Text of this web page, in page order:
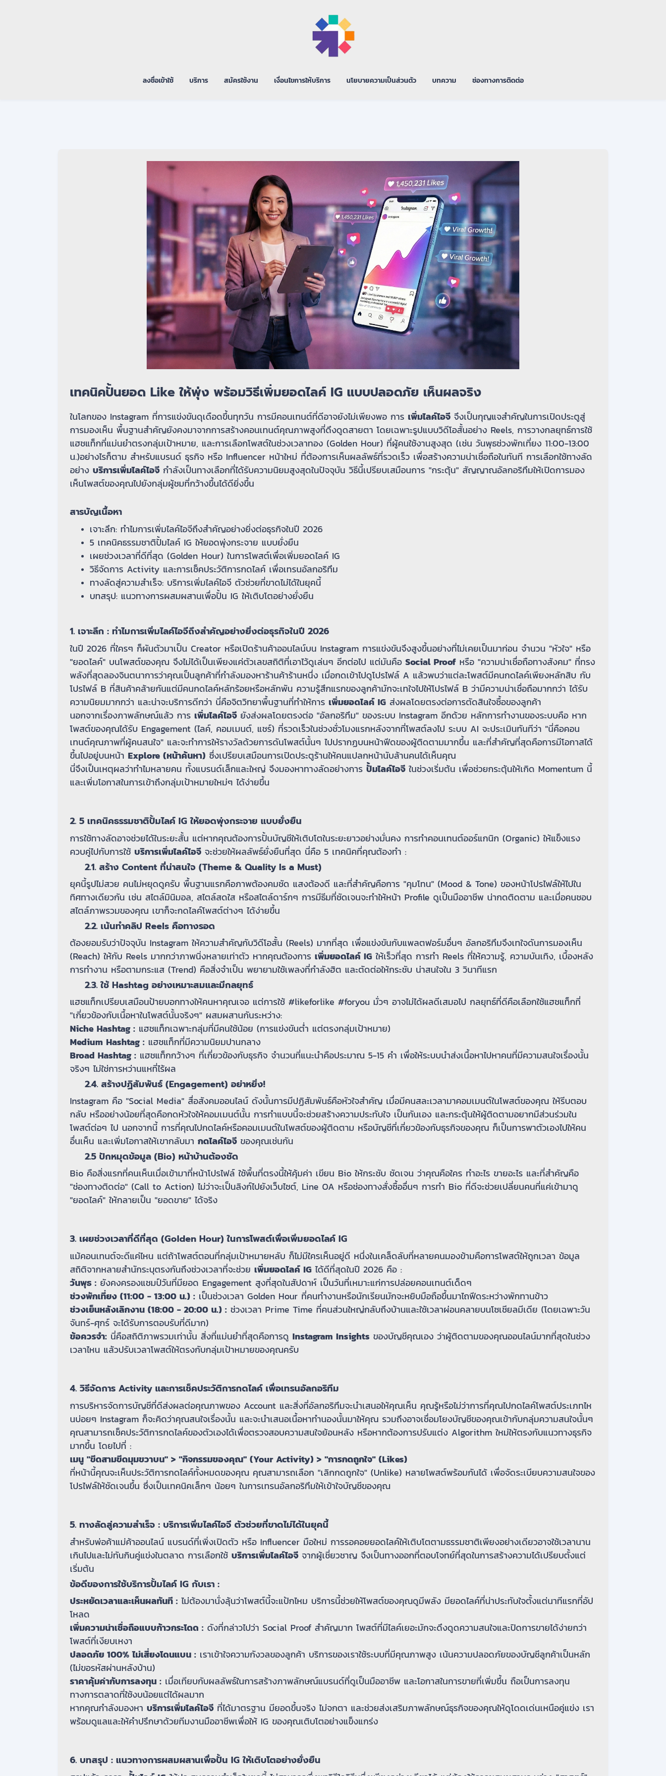
ลงชื่อเข้าใช้ บริการ สมัครใช้งาน เงื่อนไขการให้บริการ นโยบายความเป็นส่วนตัว บทความ ช่องทางการติดต่อ
เทคนิคปั้นยอด Like ให้พุ่ง พร้อมวิธีเพิ่มยอดไลค์ IG แบบปลอดภัย เห็นผลจริง
ในโลกของ Instagram ที่การแข่งขันดุเดือดขึ้นทุกวัน การมีคอนเทนต์ที่ดีอาจยังไม่เพียงพอ การ เพิ่มไลค์ไอจี จึงเป็นกุญแจสำคัญในการเปิดประตูสู่
การมองเห็น พื้นฐานสำคัญยังคงมาจากการสร้างคอนเทนต์คุณภาพสูงที่ดึงดูดสายตา โดยเฉพาะรูปแบบวิดีโอสั้นอย่าง Reels, การวางกลยุทธ์การใช้
แฮชแท็กที่แม่นยำตรงกลุ่มเป้าหมาย, และการเลือกโพสต์ในช่วงเวลาทอง (Golden Hour) ที่ผู้คนใช้งานสูงสุด (เช่น วันพุธช่วงพักเที่ยง 11:00-13:00
น.)อย่างไรก็ตาม สำหรับแบรนด์ ธุรกิจ หรือ Influencer หน้าใหม่ ที่ต้องการเห็นผลลัพธ์ที่รวดเร็ว เพื่อสร้างความน่าเชื่อถือในทันที การเลือกใช้ทางลัด
อย่าง บริการเพิ่มไลค์ไอจี กำลังเป็นทางเลือกที่ได้รับความนิยมสูงสุดในปัจจุบัน วิธีนี้เปรียบเสมือนการ "กระตุ้น" สัญญาณอัลกอริทึมให้เปิดการมอง
เห็นโพสต์ของคุณไปยังกลุ่มผู้ชมที่กว้างขึ้นได้ดียิ่งขึ้น
สารบัญเนื้อหา
เจาะลึก: ทำไมการเพิ่มไลค์ไอจีถึงสำคัญอย่างยิ่งต่อธุรกิจในปี 2026
5 เทคนิคธรรมชาติปั้มไลค์ IG ให้ยอดพุ่งกระจาย แบบยั่งยืน
เผยช่วงเวลาที่ดีที่สุด (Golden Hour) ในการโพสต์เพื่อเพิ่มยอดไลค์ IG
วิธีจัดการ Activity และการเช็คประวัติการกดไลค์ เพื่อเทรนอัลกอริทึม
ทางลัดสู่ความสำเร็จ: บริการเพิ่มไลค์ไอจี ตัวช่วยที่ขาดไม่ได้ในยุคนี้
บทสรุป: แนวทางการผสมผสานเพื่อปั้น IG ให้เติบโตอย่างยั่งยืน
1. เจาะลึก : ทำไมการเพิ่มไลค์ไอจีถึงสำคัญอย่างยิ่งต่อธุรกิจในปี 2026
ในปี 2026 ที่ใครๆ ก็ผันตัวมาเป็น Creator หรือเปิดร้านค้าออนไลน์บน Instagram การแข่งขันจึงสูงขึ้นอย่างที่ไม่เคยเป็นมาก่อน จำนวน "หัวใจ" หรือ
"ยอดไลค์" บนโพสต์ของคุณ จึงไม่ได้เป็นเพียงแค่ตัวเลขสถิติที่เอาไว้ดูเล่นๆ อีกต่อไป แต่มันคือ Social Proof หรือ "ความน่าเชื่อถือทางสังคม" ที่ทรง
พลังที่สุดลองจินตนาการว่าคุณเป็นลูกค้าที่กำลังมองหาร้านค้าร้านหนึ่ง เมื่อกดเข้าไปดูโปรไฟล์ A แล้วพบว่าแต่ละโพสต์มีคนกดไลค์เพียงหลักสิบ กับ
โปรไฟล์ B ที่สินค้าคล้ายกันแต่มีคนกดไลค์หลักร้อยหรือหลักพัน ความรู้สึกแรกของลูกค้ามักจะเทใจไปให้โปรไฟล์ B ว่ามีความน่าเชื่อถือมากกว่า ได้รับ
ความนิยมมากกว่า และน่าจะบริการดีกว่า นี่คือจิตวิทยาพื้นฐานที่ทำให้การ เพิ่มยอดไลค์ IG ส่งผลโดยตรงต่อการตัดสินใจซื้อของลูกค้า
นอกจากเรื่องภาพลักษณ์แล้ว การ เพิ่มไลค์ไอจี ยังส่งผลโดยตรงต่อ "อัลกอริทึม" ของระบบ Instagram อีกด้วย หลักการทำงานของระบบคือ หาก
โพสต์ของคุณได้รับ Engagement (ไลค์, คอมเมนต์, แชร์) ที่รวดเร็วในช่วงชั่วโมงแรกหลังจากที่โพสต์ลงไป ระบบ AI จะประเมินทันทีว่า "นี่คือคอน
เทนต์คุณภาพที่ผู้คนสนใจ" และจะทำการให้รางวัลด้วยการดันโพสต์นั้นๆ ไปปรากฏบนหน้าฟีดของผู้ติดตามมากขึ้น และที่สำคัญที่สุดคือการมีโอกาสได้
ขึ้นไปอยู่บนหน้า Explore (หน้าค้นหา) ซึ่งเปรียบเสมือนการเปิดประตูร้านให้คนแปลกหน้านับล้านคนได้เห็นคุณ
นี่จึงเป็นเหตุผลว่าทำไมหลายคน ทั้งแบรนด์เล็กและใหญ่ จึงมองหาทางลัดอย่างการ ปั้มไลค์ไอจี ในช่วงเริ่มต้น เพื่อช่วยกระตุ้นให้เกิด Momentum นี้
และเพิ่มโอกาสในการเข้าถึงกลุ่มเป้าหมายใหม่ๆ ได้ง่ายขึ้น
2. 5 เทคนิคธรรมชาติปั้มไลค์ IG ให้ยอดพุ่งกระจาย แบบยั่งยืน
การใช้ทางลัดอาจช่วยได้ในระยะสั้น แต่หากคุณต้องการปั้นบัญชีให้เติบโตในระยะยาวอย่างมั่นคง การทำคอนเทนต์ออร์แกนิก (Organic) ให้แข็งแรง
ควบคู่ไปกับการใช้ บริการเพิ่มไลค์ไอจี จะช่วยให้ผลลัพธ์ยั่งยืนที่สุด นี่คือ 5 เทคนิคที่คุณต้องทำ :
2.1. สร้าง Content ที่น่าสนใจ (Theme & Quality Is a Must)
ยุคนี้รูปไม่สวย คนไม่หยุดดูครับ พื้นฐานแรกคือภาพต้องคมชัด แสงต้องดี และที่สำคัญคือการ "คุมโทน" (Mood & Tone) ของหน้าโปรไฟล์ให้ไปใน
ทิศทางเดียวกัน เช่น สไตล์มินิมอล, สไตล์สดใส หรือสไตล์ดาร์กๆ การมีธีมที่ชัดเจนจะทำให้หน้า Profile ดูเป็นมืออาชีพ น่ากดติดตาม และเมื่อคนชอบ
สไตล์ภาพรวมของคุณ เขาก็จะกดไลค์โพสต์ต่างๆ ได้ง่ายขึ้น
2.2. เน้นทำคลิป Reels คือทางรอด
ต้องยอมรับว่าปัจจุบัน Instagram ให้ความสำคัญกับวิดีโอสั้น (Reels) มากที่สุด เพื่อแข่งขันกับแพลตฟอร์มอื่นๆ อัลกอริทึมจึงเทใจดันการมองเห็น
(Reach) ให้กับ Reels มากกว่าภาพนิ่งหลายเท่าตัว หากคุณต้องการ เพิ่มยอดไลค์ IG ให้เร็วที่สุด การทำ Reels ที่ให้ความรู้, ความบันเทิง, เบื้องหลัง
การทำงาน หรือตามกระแส (Trend) คือสิ่งจำเป็น พยายามใช้เพลงที่กำลังฮิต และตัดต่อให้กระชับ น่าสนใจใน 3 วินาทีแรก
2.3. ใช้ Hashtag อย่างเหมาะสมและมีกลยุทธ์
แฮชแท็กเปรียบเสมือนป้ายบอกทางให้คนหาคุณเจอ แต่การใช้ #likeforlike #foryou มั่วๆ อาจไม่ได้ผลดีเสมอไป กลยุทธ์ที่ดีคือเลือกใช้แฮชแท็กที่
"เกี่ยวข้องกับเนื้อหาในโพสต์นั้นจริงๆ" ผสมผสานกันระหว่าง:
Niche Hashtag : แฮชแท็กเฉพาะกลุ่มที่มีคนใช้น้อย (การแข่งขันต่ำ แต่ตรงกลุ่มเป้าหมาย)
Medium Hashtag : แฮชแท็กที่มีความนิยมปานกลาง
Broad Hashtag : แฮชแท็กกว้างๆ ที่เกี่ยวข้องกับธุรกิจ จำนวนที่แนะนำคือประมาณ 5-15 คำ เพื่อให้ระบบนำส่งเนื้อหาไปหาคนที่มีความสนใจเรื่องนั้น
จริงๆ ไม่ใช่การหว่านแหที่ไร้ผล
2.4. สร้างปฏิสัมพันธ์ (Engagement) อย่าหยิ่ง!
Instagram คือ "Social Media" สื่อสังคมออนไลน์ ดังนั้นการมีปฏิสัมพันธ์คือหัวใจสำคัญ เมื่อมีคนสละเวลามาคอมเมนต์ในโพสต์ของคุณ ให้รีบตอบ
กลับ หรืออย่างน้อยที่สุดคือกดหัวใจให้คอมเมนต์นั้น การทำแบบนี้จะช่วยสร้างความประทับใจ เป็นกันเอง และกระตุ้นให้ผู้ติดตามอยากมีส่วนร่วมใน
โพสต์ต่อๆ ไป นอกจากนี้ การที่คุณไปกดไลค์หรือคอมเมนต์ในโพสต์ของผู้ติดตาม หรือบัญชีที่เกี่ยวข้องกับธุรกิจของคุณ ก็เป็นการพาตัวเองไปให้คน
อื่นเห็น และเพิ่มโอกาสให้เขากลับมา กดไลค์ไอจี ของคุณเช่นกัน
2.5 ปักหมุดข้อมูล (Bio) หน้าบ้านต้องชัด
Bio คือสิ่งแรกที่คนเห็นเมื่อเข้ามาที่หน้าโปรไฟล์ ใช้พื้นที่ตรงนี้ให้คุ้มค่า เขียน Bio ให้กระชับ ชัดเจน ว่าคุณคือใคร ทำอะไร ขายอะไร และที่สำคัญคือ
"ช่องทางติดต่อ" (Call to Action) ไม่ว่าจะเป็นลิงก์ไปยังเว็บไซต์, Line OA หรือช่องทางสั่งซื้ออื่นๆ การทำ Bio ที่ดีจะช่วยเปลี่ยนคนที่แค่เข้ามาดู
"ยอดไลค์" ให้กลายเป็น "ยอดขาย" ได้จริง
3. เผยช่วงเวลาที่ดีที่สุด (Golden Hour) ในการโพสต์เพื่อเพิ่มยอดไลค์ IG
แม้คอนเทนต์จะดีแค่ไหน แต่ถ้าโพสต์ตอนที่กลุ่มเป้าหมายหลับ ก็ไม่มีใครเห็นอยู่ดี หนึ่งในเคล็ดลับที่หลายคนมองข้ามคือการโพสต์ให้ถูกเวลา ข้อมูล
สถิติจากหลายสำนักระบุตรงกันถึงช่วงเวลาที่จะช่วย เพิ่มยอดไลค์ IG ได้ดีที่สุดในปี 2026 คือ :
วันพุธ : ยังคงครองแชมป์วันที่มียอด Engagement สูงที่สุดในสัปดาห์ เป็นวันที่เหมาะแก่การปล่อยคอนเทนต์เด็ดๆ
ช่วงพักเที่ยง (11:00 - 13:00 น.) : เป็นช่วงเวลา Golden Hour ที่คนทำงานหรือนักเรียนมักจะหยิบมือถือขึ้นมาไถฟีดระหว่างพักทานข้าว
ช่วงเย็นหลังเลิกงาน (18:00 - 20:00 น.) : ช่วงเวลา Prime Time ที่คนส่วนใหญ่กลับถึงบ้านและใช้เวลาผ่อนคลายบนโซเชียลมีเดีย (โดยเฉพาะวัน
จันทร์-ศุกร์ จะได้รับการตอบรับที่ดีมาก)
ข้อควรจำ: นี่คือสถิติภาพรวมเท่านั้น สิ่งที่แม่นยำที่สุดคือการดู Instagram Insights ของบัญชีคุณเอง ว่าผู้ติดตามของคุณออนไลน์มากที่สุดในช่วง
เวลาไหน แล้วปรับเวลาโพสต์ให้ตรงกับกลุ่มเป้าหมายของคุณครับ
4. วิธีจัดการ Activity และการเช็คประวัติการกดไลค์ เพื่อเทรนอัลกอริทึม
การบริหารจัดการบัญชีที่ดีส่งผลต่อคุณภาพของ Account และสิ่งที่อัลกอริทึมจะนำเสนอให้คุณเห็น คุณรู้หรือไม่ว่าการที่คุณไปกดไลค์โพสต์ประเภทไห
นบ่อยๆ Instagram ก็จะคิดว่าคุณสนใจเรื่องนั้น และจะนำเสนอเนื้อหาทำนองนั้นมาให้คุณ รวมถึงอาจเชื่อมโยงบัญชีของคุณเข้ากับกลุ่มความสนใจนั้นๆ
คุณสามารถเช็คประวัติการกดไลค์ของตัวเองได้เพื่อตรวจสอบความสนใจย้อนหลัง หรือหากต้องการปรับแต่ง Algorithm ใหม่ให้ตรงกับแนวทางธุรกิจ
มากขึ้น โดยไปที่ :
เมนู "ขีดสามขีดมุมขวาบน" > "กิจกรรมของคุณ" (Your Activity) > "การกดถูกใจ" (Likes)
ที่หน้านี้คุณจะเห็นประวัติการกดไลค์ทั้งหมดของคุณ คุณสามารถเลือก "เลิกกดถูกใจ" (Unlike) หลายโพสต์พร้อมกันได้ เพื่อจัดระเบียบความสนใจของ
โปรไฟล์ให้ชัดเจนขึ้น ซึ่งเป็นเทคนิคเล็กๆ น้อยๆ ในการเทรนอัลกอริทึมให้เข้าใจบัญชีของคุณ
5. ทางลัดสู่ความสำเร็จ : บริการเพิ่มไลค์ไอจี ตัวช่วยที่ขาดไม่ได้ในยุคนี้
สำหรับพ่อค้าแม่ค้าออนไลน์ แบรนด์ที่เพิ่งเปิดตัว หรือ Influencer มือใหม่ การรอคอยยอดไลค์ให้เติบโตตามธรรมชาติเพียงอย่างเดียวอาจใช้เวลานาน
เกินไปและไม่ทันกินคู่แข่งในตลาด การเลือกใช้ บริการเพิ่มไลค์ไอจี จากผู้เชี่ยวชาญ จึงเป็นทางออกที่ตอบโจทย์ที่สุดในการสร้างความได้เปรียบตั้งแต่
เริ่มต้น
ข้อดีของการใช้บริการปั้มไลค์ IG กับเรา :
ประหยัดเวลาและเห็นผลทันที : ไม่ต้องมานั่งลุ้นว่าโพสต์นี้จะแป้กไหม บริการนี้ช่วยให้โพสต์ของคุณดูมีพลัง มียอดไลค์ที่น่าประทับใจตั้งแต่นาทีแรกที่อัป
โหลด
เพิ่มความน่าเชื่อถือแบบก้าวกระโดด : ดังที่กล่าวไปว่า Social Proof สำคัญมาก โพสต์ที่มีไลค์เยอะมักจะดึงดูดความสนใจและปิดการขายได้ง่ายกว่า
โพสต์ที่เงียบเหงา
ปลอดภัย 100% ไม่เสี่ยงโดนแบน : เราเข้าใจความกังวลของลูกค้า บริการของเราใช้ระบบที่มีคุณภาพสูง เน้นความปลอดภัยของบัญชีลูกค้าเป็นหลัก
(ไม่ขอรหัสผ่านหลังบ้าน)
ราคาคุ้มค่ากับการลงทุน : เมื่อเทียบกับผลลัพธ์ในการสร้างภาพลักษณ์แบรนด์ที่ดูเป็นมืออาชีพ และโอกาสในการขายที่เพิ่มขึ้น ถือเป็นการลงทุน
ทางการตลาดที่ใช้งบน้อยแต่ได้ผลมาก
หากคุณกำลังมองหา บริการเพิ่มไลค์ไอจี ที่ได้มาตรฐาน มียอดขึ้นจริง ไม่จกตา และช่วยส่งเสริมภาพลักษณ์ธุรกิจของคุณให้ดูโดดเด่นเหนือคู่แข่ง เรา
พร้อมดูแลและให้คำปรึกษาด้วยทีมงานมืออาชีพเพื่อให้ IG ของคุณเติบโตอย่างแข็งแกร่ง
6. บทสรุป : แนวทางการผสมผสานเพื่อปั้น IG ให้เติบโตอย่างยั่งยืน